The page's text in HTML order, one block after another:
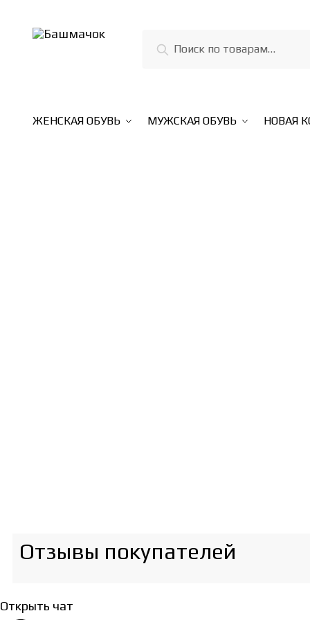
Поиск
ЖЕНСКАЯ ОБУВЬ МУЖСКАЯ ОБУВЬ НОВАЯ
Отзывы покупателей​
Открыть чат